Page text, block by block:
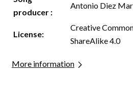
producer :
Antonio Diez
License:
Creative
ShareAlike 4.0
More information